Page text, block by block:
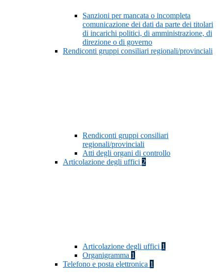
Sanzioni per mancata o incompleta
comunicazione dei dati da parte dei titolari
di incarichi politici, di amministrazione, di
direzione o di governo
Rendiconti gruppi consiliari regionali/provinciali
Rendiconti gruppi consiliari
regionali/provinciali
Atti degli organi di controllo
Articolazione degli uffici 2
Articolazione degli uffici 1
Organigramma 1
Telefono e posta elettronica 1